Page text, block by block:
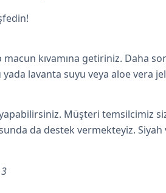
macun kıvamına getiriniz. Daha
lavanta suyu veya aloe vera jel
Müşteri temsilcimiz
da destek vermekteyiz.